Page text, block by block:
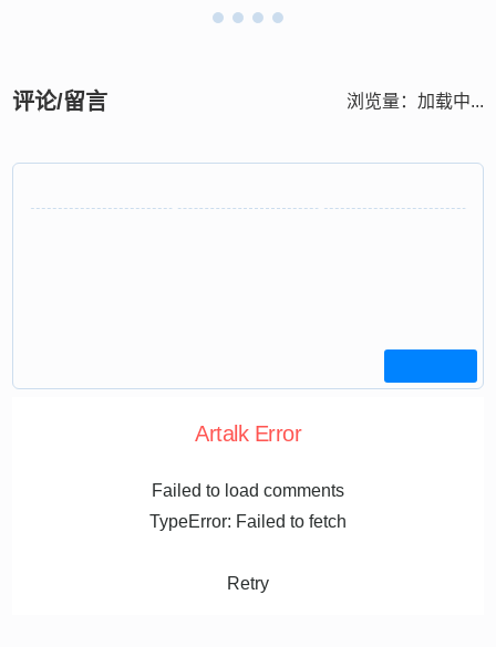
评论/留言 浏览量： 加载中...
Artalk Error
Failed to load comments
TypeError: Failed to fetch
Retry